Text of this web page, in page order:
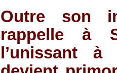
Outre son
rappelle à
l’unissant à